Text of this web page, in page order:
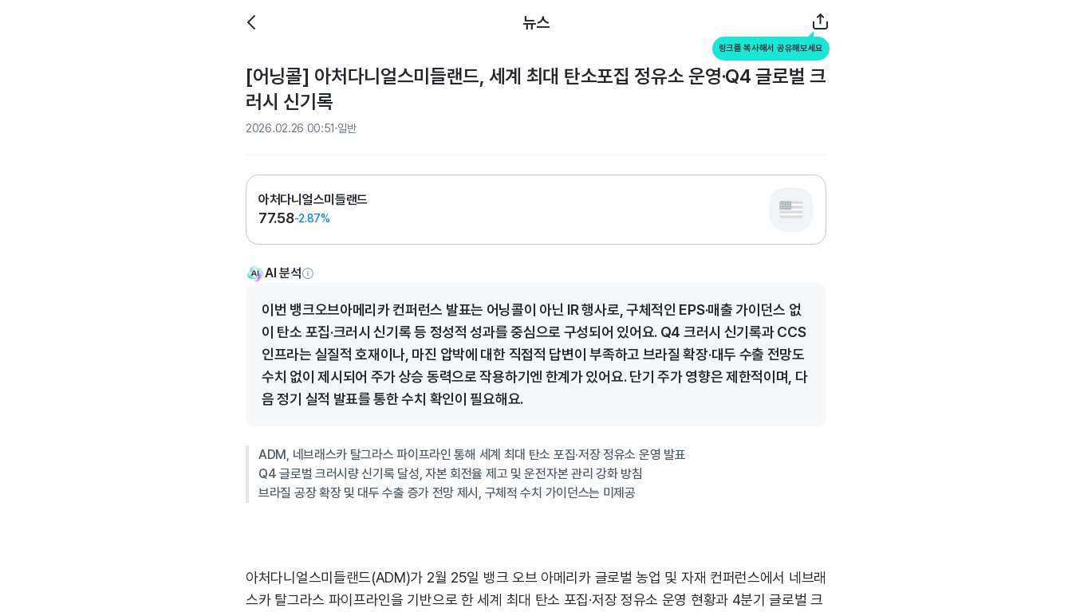
뉴스
링크를 복사해서 공유해보세요
[어닝콜] 아처다니얼스미들랜드, 세계 최대 탄소포집 정유소 운영·Q4 글로벌 크
러시 신기록
2026.02.26 00:51 일반
아처다니얼스미들랜드
77.58-2.87%
AI 분석
이번 뱅크오브아메리카 컨퍼런스 발표는 어닝콜이 아닌 IR 행사로, 구체적인 EPS·매출 가이던스 없
이 탄소 포집·크러시 신기록 등 정성적 성과를 중심으로 구성되어 있어요. Q4 크러시 신기록과 CCS
인프라는 실질적 호재이나, 마진 압박에 대한 직접적 답변이 부족하고 브라질 확장·대두 수출 전망도
수치 없이 제시되어 주가 상승 동력으로 작용하기엔 한계가 있어요. 단기 주가 영향은 제한적이며, 다
음 정기 실적 발표를 통한 수치 확인이 필요해요.
ADM, 네브래스카 탈그라스 파이프라인 통해 세계 최대 탄소 포집·저장 정유소 운영 발표
Q4 글로벌 크러시량 신기록 달성, 자본 회전율 제고 및 운전자본 관리 강화 방침
브라질 공장 확장 및 대두 수출 증가 전망 제시, 구체적 수치 가이던스는 미제공
아처다니얼스미들랜드(ADM)가 2월 25일 뱅크 오브 아메리카 글로벌 농업 및 자재 컨퍼런스에서 네브래
스카 탈그라스 파이프라인을 기반으로 한 세계 최대 탄소 포집·저장 정유소 운영 현황과 4분기 글로벌 크